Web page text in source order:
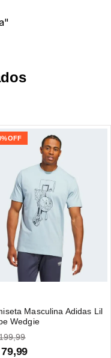
Masculina Adidas Lil
Wedgie
OFF
,99
79,99